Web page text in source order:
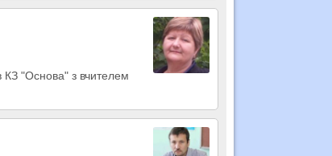
КЗ "Основа" з вчителем